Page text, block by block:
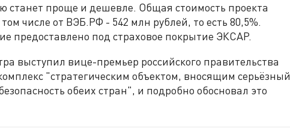
станет проще и дешевле. Общая стоимость проекта
числе от ВЭБ.РФ - 542 млн рублей, то есть 80,5%.
предоставлено под страховое покрытие ЭКСАР.
выступил вице-премьер российского правительства
"стратегическим объектом, вносящим серьёзный
обеих стран", и подробно обосновал это